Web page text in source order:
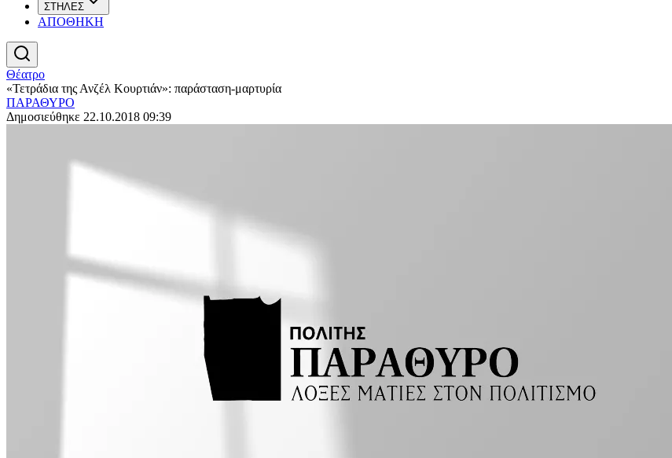
ΣΤΗΛΕΣ
ΑΠΟΘΗΚΗ
Θέατρο
«Τετράδια της Ανζέλ Κουρτιάν»: παράσταση-μαρτυρία
ΠΑΡΑΘΥΡΟ
Δημοσιεύθηκε 22.10.2018 09:39